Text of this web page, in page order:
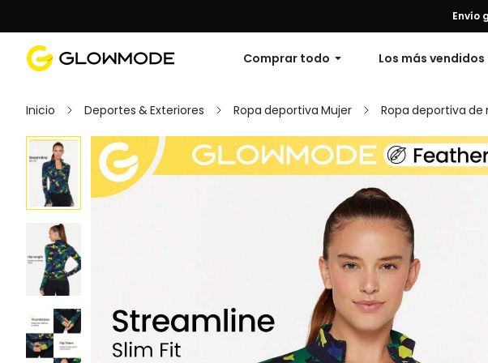
Primer pedido: 10% de descuento en cualquier pedido, 12% de
Envío
Comprar todo Los más vendidos
Inicio Deportes & Exteriores Ropa deportiva Mujer Ropa deportiva de